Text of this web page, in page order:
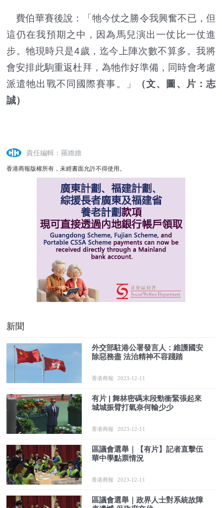
費伯華賽後說：「牠今仗之勝令我興奮不已，但
這仍在我預期之中，因為馬兒演出一仗比一仗進
步。牠現時只是4歲，迄今上陣次數不算多。我將
會安排此駒重返杜拜，為牠作好準備，同時會考慮
派遣牠出戰不同國際賽事。」
（文、圖、片：志
誠）
責任編輯：羅維維
香港商報版權所有，未經書面允許不得使用。
新聞
外交部駐港公署發言人：維護國安
除惡務盡 法治精神不容踐踏
香港商報 2023-12-11
有片 | 舞林密碼末段勁衝緊張起來
城城振臂打氣奈何輸少少
香港商報 2023-12-11
區議會選舉｜【有片】記者直擊伍
華中學點票情況
香港商報 2023-12-11
區議會選舉｜政界人士對系統故障